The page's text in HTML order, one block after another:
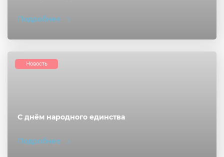
Подробнее
С днём народного единства
Подробнее
Новость